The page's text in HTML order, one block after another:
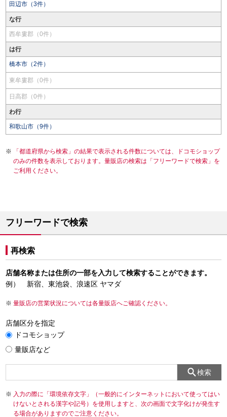
田辺市（3件）
な行
西牟婁郡（0件）
は行
橋本市（2件）
東牟婁郡（0件）
日高郡（0件）
わ行
和歌山市（9件）
「都道府県から検索」の結果で表示される件数については、ドコモショップ
のみの件数を表示しております。量販店の検索は「フリーワードで検索」を
ご利用ください。
フリーワードで検索
再検索
店舗名称または住所の一部を入力して検索することができます。
例） 新宿、東池袋、浪速区 ヤマダ
量販店の営業状況については各量販店へご確認ください。
店舗区分を指定
ドコモショップ
量販店など
検索
入力の際に「環境依存文字」（一般的にインターネットにおいて使ってはい
けないとされる漢字や記号）を使用しますと、次の画面で文字化けが発生す
る場合がありますのでご注意ください。